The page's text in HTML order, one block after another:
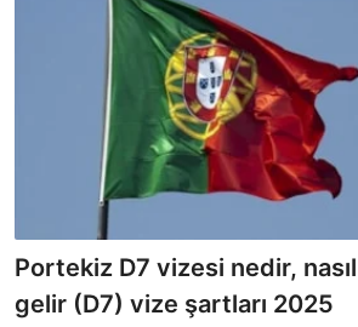
Portekiz D7 vizesi nedir, nasıl
gelir (D7) vize şartları 2025